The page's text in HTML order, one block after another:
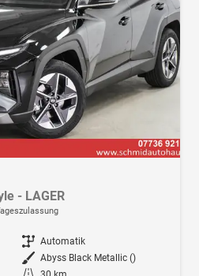
- LAGER
Getriebe Automatik
Außenfarbe Abyss Black Metallic ()